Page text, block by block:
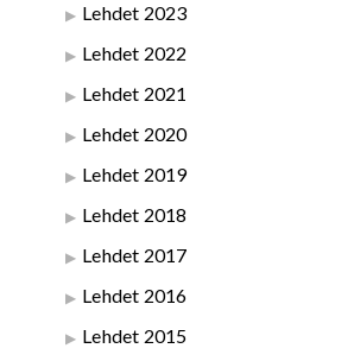
Lehdet 2023
Lehdet 2022
Lehdet 2021
Lehdet 2020
Lehdet 2019
Lehdet 2018
Lehdet 2017
Lehdet 2016
Lehdet 2015